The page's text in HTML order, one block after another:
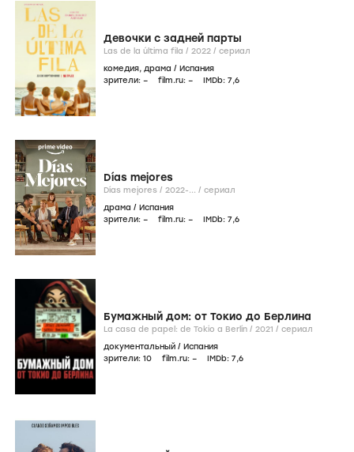
Девочки с задней парты
Las de la última fila / 2022 / сериал
комедия, драма / Испания
зрители: – film.ru: – IMDb: 7,6
Días mejores
Días mejores / 2022-... / сериал
драма / Испания
зрители: – film.ru: – IMDb: 7,6
Бумажный дом: от Токио до Берлина
La casa de papel: de Tokio a Berlín / 2021 / сериал
документальный / Испания
зрители: 10 film.ru: – IMDb: 7,6